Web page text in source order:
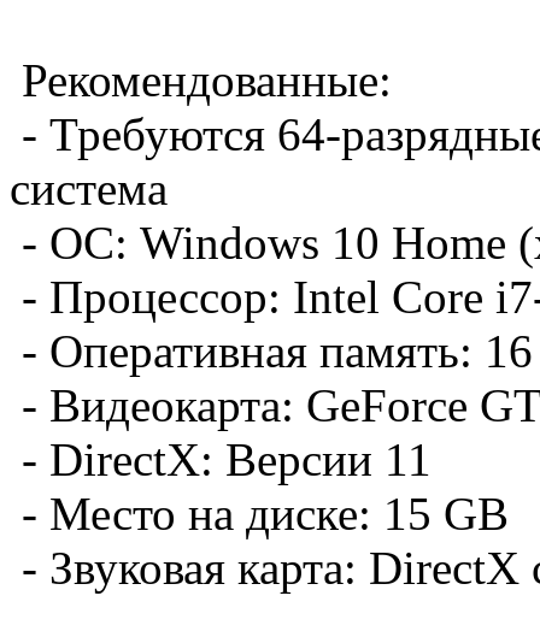
Рекомендованные:
- Требуются 64-
система
- ОС: Windows 10 Home
- Процессор: Intel Core
- Оперативная память:
- Видеокарта: GeForce
- DirectX: Версии 11
- Место на диске: 15 GB
- Звуковая карта: